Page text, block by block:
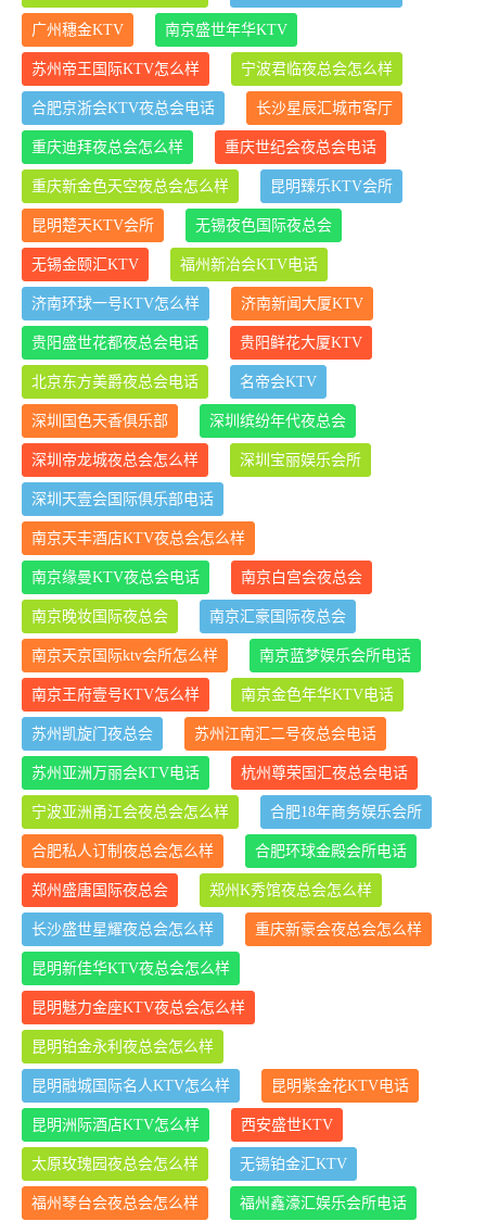
广州穗金KTV 南京盛世年华KTV
苏州帝王国际KTV怎么样 宁波君临夜总会怎么样
合肥京浙会KTV夜总会电话 长沙星辰汇城市客厅
重庆迪拜夜总会怎么样 重庆世纪会夜总会电话
重庆新金色天空夜总会怎么样 昆明臻乐KTV会所
昆明楚天KTV会所 无锡夜色国际夜总会
无锡金颐汇KTV 福州新冶会KTV电话
济南环球一号KTV怎么样 济南新闻大厦KTV
贵阳盛世花都夜总会电话 贵阳鲜花大厦KTV
北京东方美爵夜总会电话 名帝会KTV
深圳国色天香俱乐部 深圳缤纷年代夜总会
深圳帝龙城夜总会怎么样 深圳宝丽娱乐会所
深圳天壹会国际俱乐部电话
南京天丰酒店KTV夜总会怎么样
南京缘曼KTV夜总会电话 南京白宫会夜总会
南京晚妆国际夜总会 南京汇豪国际夜总会
南京天京国际ktv会所怎么样 南京蓝梦娱乐会所电话
南京王府壹号KTV怎么样 南京金色年华KTV电话
苏州凯旋门夜总会 苏州江南汇二号夜总会电话
苏州亚洲万丽会KTV电话 杭州尊荣国汇夜总会电话
宁波亚洲甬江会夜总会怎么样 合肥18年商务娱乐会所
合肥私人订制夜总会怎么样 合肥环球金殿会所电话
郑州盛唐国际夜总会 郑州K秀馆夜总会怎么样
长沙盛世星耀夜总会怎么样 重庆新豪会夜总会怎么样
昆明新佳华KTV夜总会怎么样
昆明魅力金座KTV夜总会怎么样
昆明铂金永利夜总会怎么样
昆明融城国际名人KTV怎么样 昆明紫金花KTV电话
昆明洲际酒店KTV怎么样 西安盛世KTV
太原玫瑰园夜总会怎么样 无锡铂金汇KTV
福州琴台会夜总会怎么样 福州鑫濠汇娱乐会所电话